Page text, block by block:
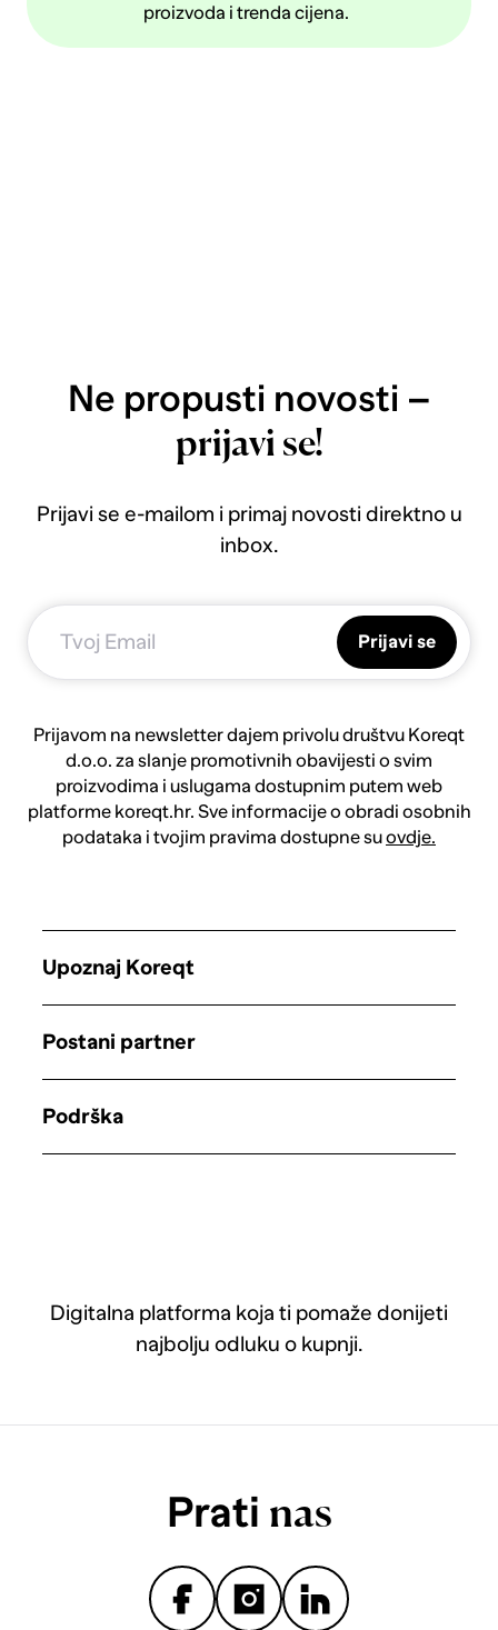
proizvoda i trenda cijena.
Ne propusti novosti –
prijavi se!
Prijavi se e-mailom i primaj novosti direktno u
inbox.
Prijavi se
Prijavom na newsletter dajem privolu društvu Koreqt
d.o.o. za slanje promotivnih obavijesti o svim
proizvodima i uslugama dostupnim putem web
platforme koreqt.hr. Sve informacije o obradi osobnih
podataka i tvojim pravima dostupne suovdje.
Digitalna platforma koja ti pomaže donijeti
najbolju odluku o kupnji.
Upoznaj Koreqt
Postani partner
Podrška
Prati nas